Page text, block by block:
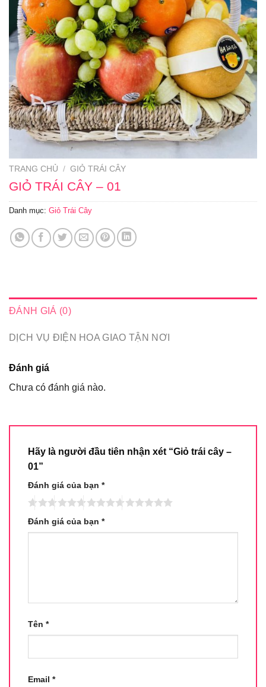
TRANG CHỦ / GIỎ TRÁI CÂY
GIỎ TRÁI CÂY – 01
Danh mục: Giỏ Trái Cây
ĐÁNH GIÁ (0)
DỊCH VỤ ĐIỆN HOA GIAO TẬN NƠI
Đánh giá
Chưa có đánh giá nào.
Hãy là người đầu tiên nhận xét “Giỏ trái cây –
01”
Đánh giá của bạn *
Đánh giá của bạn *
Tên *
Email *